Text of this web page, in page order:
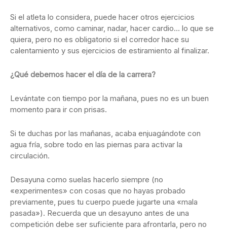
Si el atleta lo considera, puede hacer otros ejercicios
alternativos, como caminar, nadar, hacer cardio… lo que se
quiera, pero no es obligatorio si el corredor hace su
calentamiento y sus ejercicios de estiramiento al finalizar.
¿Qué debemos hacer el día de la carrera?
Levántate con tiempo por la mañana, pues no es un buen
momento para ir con prisas.
Si te duchas por las mañanas, acaba enjuagándote con
agua fría, sobre todo en las piernas para activar la
circulación.
Desayuna como suelas hacerlo siempre (no
«experimentes» con cosas que no hayas probado
previamente, pues tu cuerpo puede jugarte una «mala
pasada»). Recuerda que un desayuno antes de una
competición debe ser suficiente para afrontarla, pero no